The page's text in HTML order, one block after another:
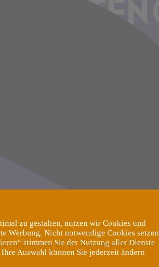
zu gestalten, nutzen wir Cookies und
Werbung. Nicht notwendige Cookies setzen
stimmen Sie der Nutzung aller Dienste
Auswahl können Sie jederzeit ändern